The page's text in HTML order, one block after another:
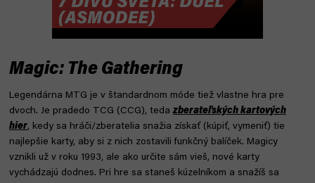
Magic: The Gathering
Legendárna MTG je v štandardnom móde tiež vlastne hra pre
dvoch. Je pradedo TCG (CCG), tedazberateľských kartových
hier, kedy sa hráči/zberatelia snažia získať (kúpiť, vymeniť) tie
najlepšie karty, aby si z nich zostavili funkčný balíček. Magicy
vznikli už v roku 1993, ale ako určite sám vieš, nové karty
vychádzajú dodnes. Pri hre sa staneš kúzelníkom a snažíš sa